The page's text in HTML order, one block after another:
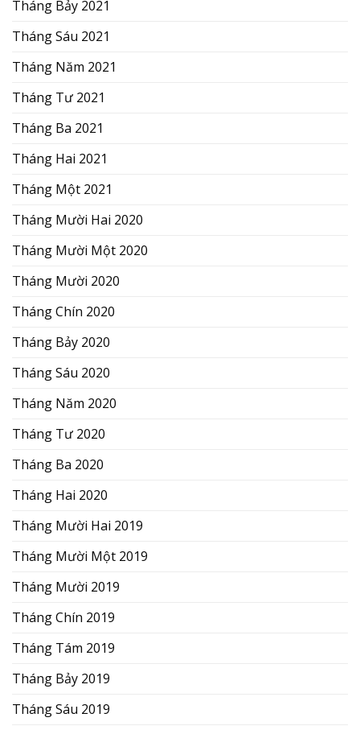
Tháng Bảy 2021
Tháng Sáu 2021
Tháng Năm 2021
Tháng Tư 2021
Tháng Ba 2021
Tháng Hai 2021
Tháng Một 2021
Tháng Mười Hai 2020
Tháng Mười Một 2020
Tháng Mười 2020
Tháng Chín 2020
Tháng Bảy 2020
Tháng Sáu 2020
Tháng Năm 2020
Tháng Tư 2020
Tháng Ba 2020
Tháng Hai 2020
Tháng Mười Hai 2019
Tháng Mười Một 2019
Tháng Mười 2019
Tháng Chín 2019
Tháng Tám 2019
Tháng Bảy 2019
Tháng Sáu 2019